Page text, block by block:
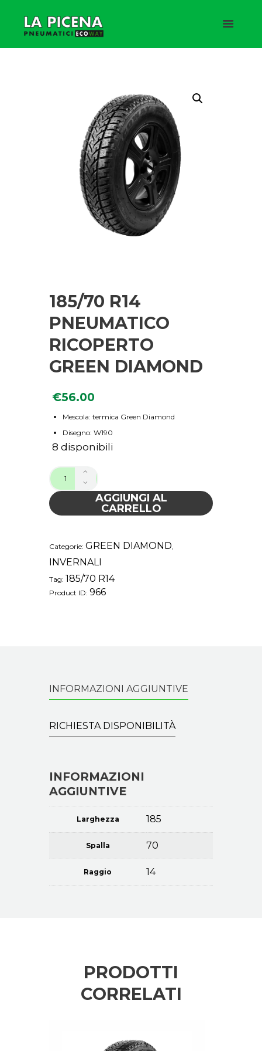
185/70 R14
PNEUMATICO
RICOPERTO
GREEN DIAMOND
€56.00
Mescola: termica Green Diamond
Disegno: W190
8 disponibili
AGGIUNGI AL
CARRELLO
Categorie: GREEN DIAMOND,
INVERNALI
Tag: 185/70 R14
Product ID: 966
INFORMAZIONI AGGIUNTIVE
RICHIESTA DISPONIBILITÀ
INFORMAZIONI
AGGIUNTIVE
Larghezza 185
Spalla 70
Raggio 14
PRODOTTI
CORRELATI